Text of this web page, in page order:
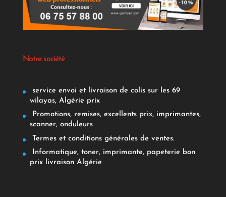
Notre société
service envoi et livraison de colis sur les 69
wilayas, Algérie prix
Promotions, remises, excellents prix, imprimantes,
scanner, onduleurs
Termes et conditions générales de ventes.
Informatique, toner, imprimante, papeterie bon
prix livraison Algérie